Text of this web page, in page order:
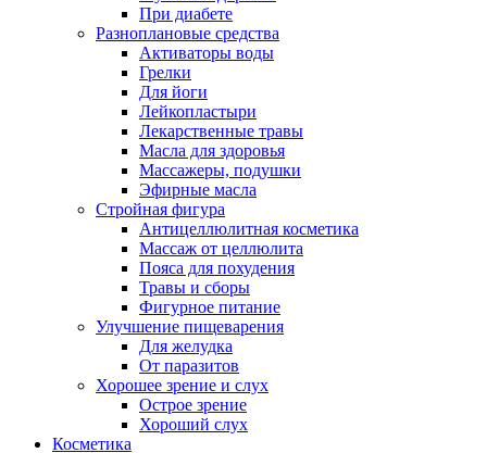
При диабете
Разноплановые средства
Активаторы воды
Грелки
Для йоги
Лейкопластыри
Лекарственные травы
Масла для здоровья
Массажеры, подушки
Эфирные масла
Стройная фигура
Антицеллюлитная косметика
Массаж от целлюлита
Пояса для похудения
Травы и сборы
Фигурное питание
Улучшение пищеварения
Для желудка
От паразитов
Хорошее зрение и слух
Острое зрение
Хороший слух
Косметика